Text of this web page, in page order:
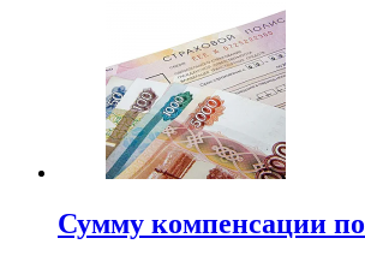
Сумму компенсации по